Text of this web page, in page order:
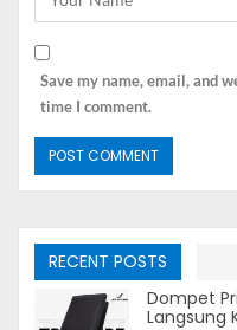
Residence. Senang
Apartemen di Surabaya
Residence sudah
apartemen sudah
Azure Klaska Residence
Save my name, email, and
time I comment.
RECENT POSTS
Dompet
Langsung